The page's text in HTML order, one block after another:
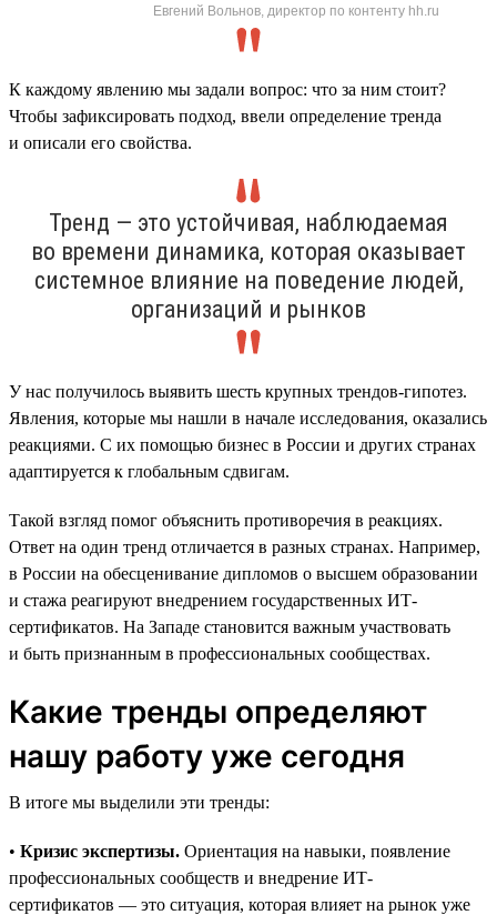
Евгений Вольнов, директор по контенту hh.ru
К каждому явлению мы задали вопрос: что за ним стоит?
Чтобы зафиксировать подход, ввели определение тренда
и описали его свойства.
Тренд — это устойчивая, наблюдаемая
во времени динамика, которая оказывает
системное влияние на поведение людей,
организаций и рынков
У нас получилось выявить шесть крупных трендов-гипотез.
Явления, которые мы нашли в начале исследования, оказались
реакциями. С их помощью бизнес в России и других странах
адаптируется к глобальным сдвигам.
Такой взгляд помог объяснить противоречия в реакциях.
Ответ на один тренд отличается в разных странах. Например,
в России на обесценивание дипломов о высшем образовании
и стажа реагируют внедрением государственных ИТ-
сертификатов. На Западе становится важным участвовать
и быть признанным в профессиональных сообществах.
Какие тренды определяют
нашу работу уже сегодня
В итоге мы выделили эти тренды:
• Кризис экспертизы. Ориентация на навыки, появление
профессиональных сообществ и внедрение ИТ-
сертификатов — это ситуация, которая влияет на рынок уже